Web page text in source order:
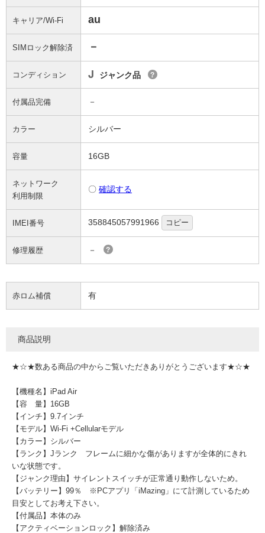
キャリア/Wi-Fi au
SIMロック解除済 －
コンディション J ジャンク品 ?
付属品完備 －
カラー シルバー
容量 16GB
ネットワーク
利用制限
〇 確認する
IMEI番号 358845057991966 コピー
修理履歴 － ?
赤ロム補償 有
商品説明
★☆★数ある商品の中からご覧いただきありがとうございます★☆★
【機種名】iPad Air
【容 量】16GB
【インチ】9.7インチ
【モデル】Wi-Fi +Cellularモデル
【カラー】シルバー
【ランク】Jランク フレームに細かな傷がありますが全体的にきれ
いな状態です。
【ジャンク理由】サイレントスイッチが正常通り動作しないため。
【バッテリー】99％ ※PCアプリ「iMazing」にて計測しているため
目安としてお考え下さい。
【付属品】本体のみ
【アクティベーションロック】解除済み